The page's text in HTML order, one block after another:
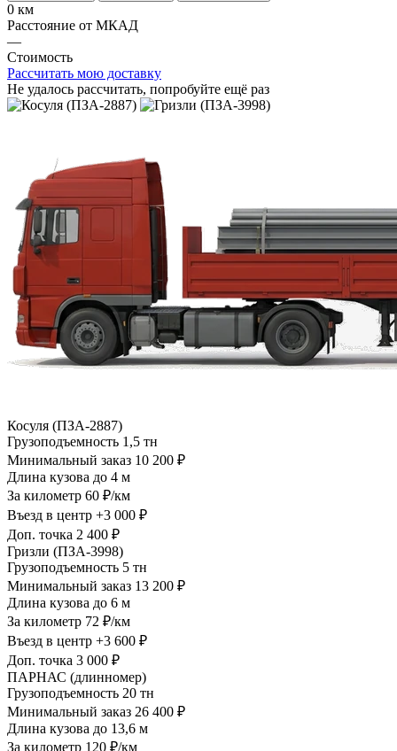
0 км
Расстояние от МКАД
—
Стоимость
Рассчитать мою доставку
Не удалось рассчитать, попробуйте ещё раз
Косуля (ПЗА-2887)
Грузоподъемность 1,5 тн
Минимальный заказ 10 200 ₽
Длина кузова до 4 м
За километр 60 ₽/км
Въезд в центр +3 000 ₽
Доп. точка 2 400 ₽
Гризли (ПЗА-3998)
Грузоподъемность 5 тн
Минимальный заказ 13 200 ₽
Длина кузова до 6 м
За километр 72 ₽/км
Въезд в центр +3 600 ₽
Доп. точка 3 000 ₽
ПАРНАС (длинномер)
Грузоподъемность 20 тн
Минимальный заказ 26 400 ₽
Длина кузова до 13,6 м
За километр 120 ₽/км